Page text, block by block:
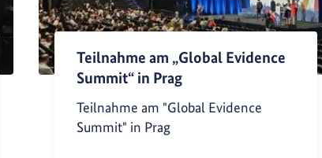
Teilnahme am „Global Evidence
Summit“ in Prag
Teilnahme am "Global Evidence
Summit" in Prag